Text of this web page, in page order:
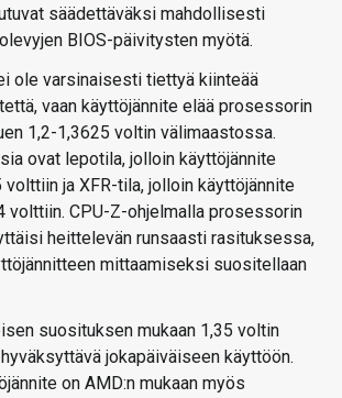
säädettäväksi mahdollisesti
BIOS-päivitysten myötä.
ole varsinaisesti tiettyä kiinteää
vaan käyttöjännite elää prosessorin
1,2-1,3625 voltin välimaastossa.
ovat lepotila, jolloin käyttöjännite
volttiin ja XFR-tila, jolloin käyttöjännite
volttiin. CPU-Z-ohjelmalla prosessorin
heittelevän runsaasti rasituksessa,
mittaamiseksi suositellaan
suosituksen mukaan 1,35 voltin
jokapäiväiseen käyttöön.
on AMD:n mukaan myös